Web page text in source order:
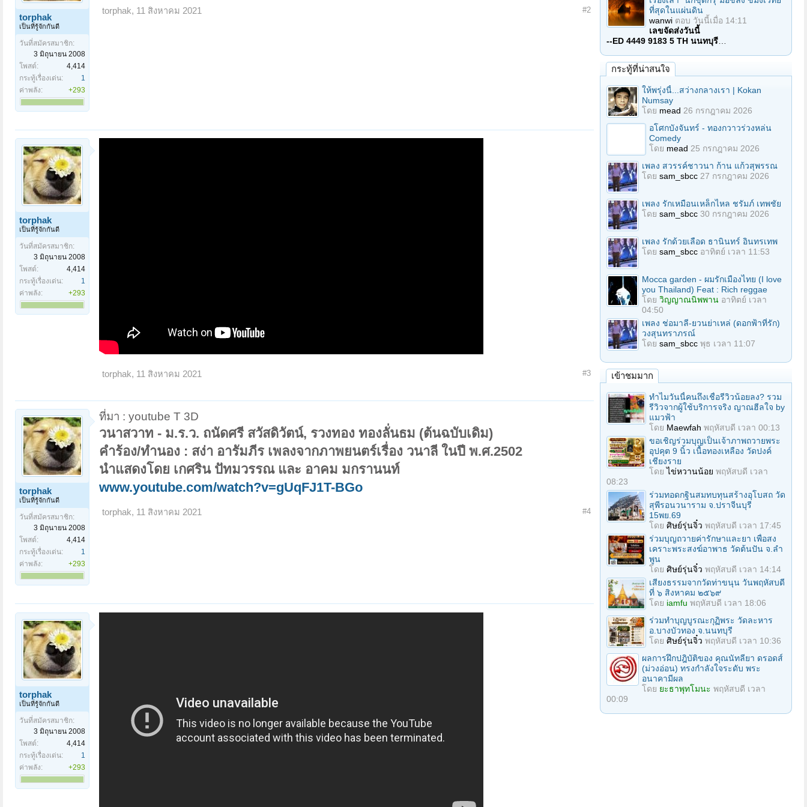
torphak
เป็นที่รู้จักกันดี
วันที่สมัครสมาชิก:
3 มิถุนายน 2008
โพสต์:
4,414
กระทู้เรื่องเด่น:
1
ค่าพลัง:
+293
torphak, 11 สิงหาคม 2021 #2
torphak
เป็นที่รู้จักกันดี
วันที่สมัครสมาชิก:
3 มิถุนายน 2008
โพสต์:
4,414
กระทู้เรื่องเด่น:
1
ค่าพลัง:
+293
torphak, 11 สิงหาคม 2021 #3
torphak
เป็นที่รู้จักกันดี
วันที่สมัครสมาชิก:
3 มิถุนายน 2008
โพสต์:
4,414
กระทู้เรื่องเด่น:
1
ค่าพลัง:
+293
ที่มา : youtube T 3D
วนาสวาท - ม.ร.ว. ถนัดศรี สวัสดิวัตน์, รวงทอง ทองลั่นธม (ต้นฉบับเดิม)
คำร้อง/ทำนอง : สง่า อารัมภีร เพลงจากภาพยนตร์เรื่อง วนาลี ในปี พ.ศ.2502
นำแสดงโดย เกศริน ปัทมวรรณ และ อาคม มกรานนท์
www.youtube.com/watch?v=gUqFJ1T-BGo
torphak, 11 สิงหาคม 2021 #4
torphak
เป็นที่รู้จักกันดี
วันที่สมัครสมาชิก:
3 มิถุนายน 2008
โพสต์:
4,414
กระทู้เรื่องเด่น:
1
ค่าพลัง:
+293
ที่สุดในแผ่นดิน
wanwi ตอบ วันนี้เมื่อ 14:11
เลขจัดส่งวันนี้
--ED 4449 9183 5 TH นนทบุรี
กระทู้ที่น่าสนใจ
ให้พรุ่งนี้...สว่างกลางเรา | Kokan
Numsay
โดย mead 26 กรกฎาคม 2026
อโศกบังจันทร์ - ทองกวาวร่วงหล่น
Comedy
โดย mead 25 กรกฎาคม 2026
เพลง สวรรค์ชาวนา ก้าน แก้วสุพรรณ
โดย sam_sbcc 27 กรกฎาคม 2026
เพลง รักเหมือนเหล็กไหล ชรัมภ์ เทพชัย
โดย sam_sbcc 30 กรกฎาคม 2026
เพลง รักด้วยเลือด ธานินทร์ อินทรเทพ
โดย sam_sbcc อาทิตย์ เวลา 11:53
Mocca garden - ผมรักเมืองไทย (I love
you Thailand) Feat : Rich reggae
โดย วิญญาณนิพพาน อาทิตย์ เวลา
04:50
เพลง ช่อมาลี-ยวนย่าเหล่ (ดอกฟ้าที่รัก)
วงสุนทราภรณ์
โดย sam_sbcc พุธ เวลา 11:07
เข้าชมมาก
ทำไมวันนี้คนถึงเชื่อรีวิวน้อยลง? รวม
รีวิวจากผู้ใช้บริการจริง ญาณฮีลใจ by
แมวฟ้า
โดย Maewfah พฤหัสบดี เวลา 00:13
ขอเชิญร่วมบุญเป็นเจ้าภาพถวายพระ
อุปคุต 9 นิ้ว เนื้อทองเหลือง วัดปงค์
เชียงราย
โดยไข่หวานน้อย พฤหัสบดี เวลา
08:23
ร่วมทอดกฐินสมทบทุนสร้างอุโบสถ วัด
สุพีรอนวนาราม จ.ปราจีนบุรี
15พย.69
โดย ศิษย์รุ่นจิ๋ว พฤหัสบดี เวลา 17:45
ร่วมบุญถวายค่ารักษาและยา เพื่อสง
เคราะพระสงฆ์อาพาธ วัดต้นปัน จ.ลํา
พูน
โดย ศิษย์รุ่นจิ๋ว พฤหัสบดี เวลา 14:14
เสียงธรรมจากวัดท่าขนุน วันพฤหัสบดี
ที่ ๖ สิงหาคม ๒๕๖๙
โดย iamfu พฤหัสบดี เวลา 18:06
ร่วมทําบุญบูรณะกุฏิพระ วัดละหาร
อ.บางบัวทอง จ.นนทบุรี
โดย ศิษย์รุ่นจิ๋ว พฤหัสบดี เวลา 10:36
ผลการฝึกปฎิบัติของ คุณนัทลียา ดรอดส์
(ม่วงอ่อน) ทรงกำลังใจระดับ พระ
อนาคามีผล
โดย ยะธาพุทโมนะ พฤหัสบดี เวลา
00:09